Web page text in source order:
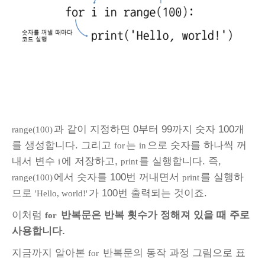
range(100)과 같이 지정하면 0부터 99까지 숫자 100개
를 생성합니다. 그리고 for는 in 으로 숫자를 하나씩 꺼
내서 변수 i 에 저장하고, print를 실행합니다. 즉,
range(100)에서 숫자를 100번 꺼내면서 print를 실행하
므로 'Hello, world!' 가 100번 출력되는 것이죠.
이처럼 for 반복문은 반복 횟수가 정해져 있을 때 주로
사용합니다.
지금까지 알아본 for 반복문의 동작 과정 그림으로 표